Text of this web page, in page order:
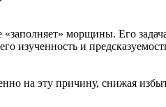
морщины. Его
и
на эту причину, снижая